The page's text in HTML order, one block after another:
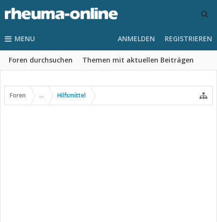
MENU
Foren durchsuchen Themen mit aktuellen Beiträgen
ANMELDEN REGISTRIEREN
Foren ... Hilfsmittel